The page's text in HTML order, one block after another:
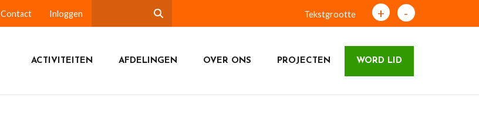
Contact Inloggen Tekstgrootte + -
ACTIVITEITEN AFDELINGEN OVER ONS PROJECTEN WORD LID